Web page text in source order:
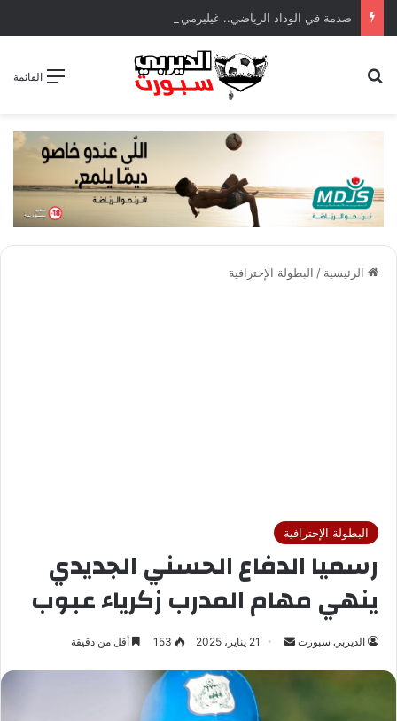
القائمة
الرئيسية / البطولة الإحترافية
البطولة الإحترافية
رسميا الدفاع الحسني الجديدي
ينهي مهام المدرب زكرياء عبوب
الديربي سبورت 21 يناير، 2025 153 أقل من دقيقة